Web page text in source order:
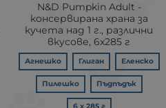
N&D Pumpkin Adult -
консервирана храна за
кучета над 1 г., различни
вкусове, 6х285 г
Агнешко Глиган Еленско
Пилешко Пъдпъдък